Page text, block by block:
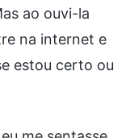
ao ouvi-la
na internet e
estou certo ou